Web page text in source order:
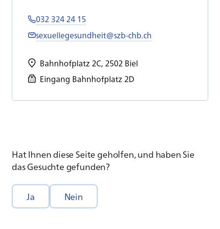
032 324 24 15
sexuellegesundheit@szb-chb.ch
Bahnhofplatz 2C, 2502 Biel
Eingang Bahnhofplatz 2D
Hat Ihnen diese Seite geholfen, und haben Sie
das Gesuchte gefunden?
Ja Nein